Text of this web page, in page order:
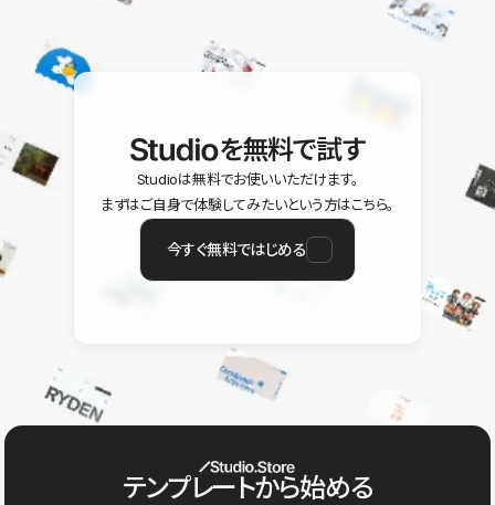
を無料で試す
Studioは無料でお使いいただけます。
まずはご自身で体験してみたいという方はこちら。
今すぐ無料ではじめる
テンプレートから始める